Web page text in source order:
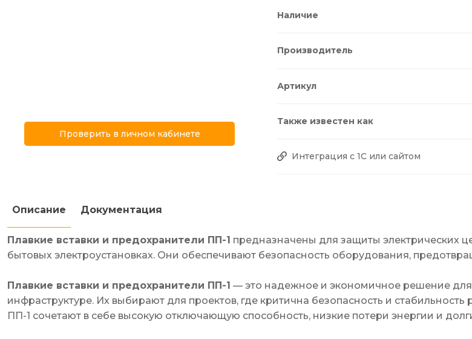
Проверить в личном кабинете
Наличие
Производитель
Артикул
Также известен как
Интеграция с 1С или сайтом
Описание Документация
Плавкие вставки и предохранители ПП-1 предназначены для защиты электрических
бытовых электроустановках. Они обеспечивают безопасность оборудования,
Плавкие вставки и предохранители ПП-1 — это надежное и экономичное решение
инфраструктуре. Их выбирают для проектов, где критична безопасность и
ПП-1 сочетают в себе высокую отключающую способность, низкие потери энергии и